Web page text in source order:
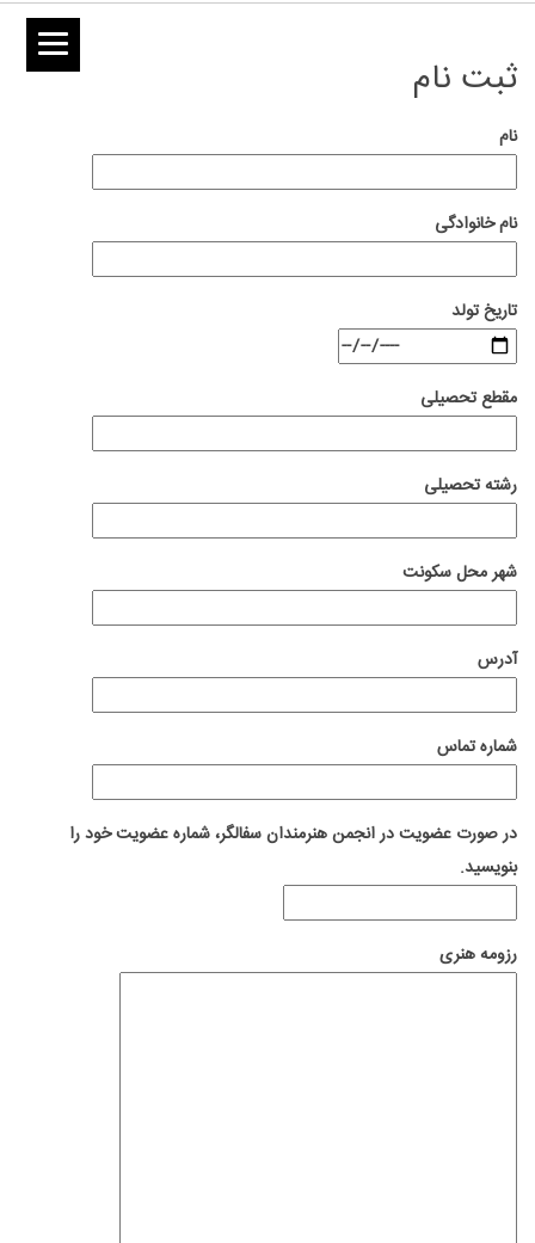
ثبت نام
نام
نام خانوادگی
تاریخ تولد
مقطع تحصیلی
رشته تحصیلی
شهر محل سکونت
آدرس
شماره تماس
در صورت عضویت در انجمن هنرمندان سفالگر، شماره عضویت خود را
بنویسید.
رزومه هنری